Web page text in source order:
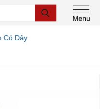
Có Dây